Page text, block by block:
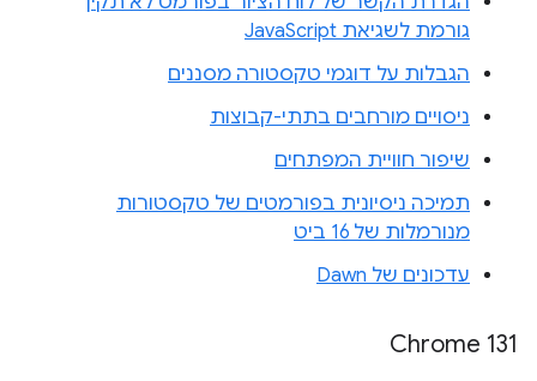
גורמת לשגיאת JavaScript
הגבלות על דוגמי טקסטורה מסננים
ניסויים מורחבים בתתי-קבוצות
שיפור חוויית המפתחים
תמיכה ניסיונית בפורמטים של טקסטורות
מנורמלות של 16 ביט
עדכונים של Dawn
Chrome 131